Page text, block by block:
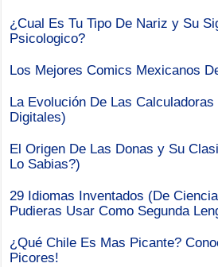
¿Cual Es Tu Tipo De Nariz y Su
Psicologico?
Los Mejores Comics Mexicanos
La Evolución De Las
Digitales)
El Origen De Las Donas y Su
Lo Sabias?)
29 Idiomas Inventados (De
Pudieras Usar Como Segunda
¿Qué Chile Es Mas Picante?
Picores!